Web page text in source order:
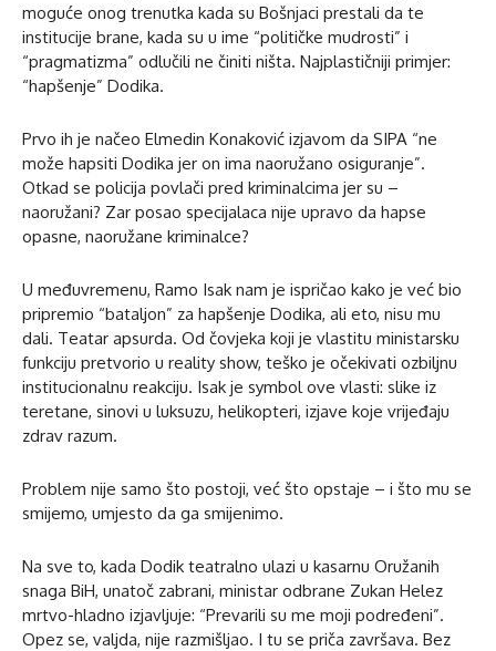
moguće onog trenutka kada su Bošnjaci prestali da te
institucije brane, kada su u ime “političke mudrosti” i
“pragmatizma” odlučili ne činiti ništa. Najplastičniji primjer:
“hapšenje” Dodika.
Prvo ih je načeo Elmedin Konaković izjavom da SIPA “ne
može hapsiti Dodika jer on ima naoružano osiguranje”.
Otkad se policija povlači pred kriminalcima jer su –
naoružani? Zar posao specijalaca nije upravo da hapse
opasne, naoružane kriminalce?
U međuvremenu, Ramo Isak nam je ispričao kako je već bio
pripremio “bataljon” za hapšenje Dodika, ali eto, nisu mu
dali. Teatar apsurda. Od čovjeka koji je vlastitu ministarsku
funkciju pretvorio u reality show, teško je očekivati ozbiljnu
institucionalnu reakciju. Isak je symbol ove vlasti: slike iz
teretane, sinovi u luksuzu, helikopteri, izjave koje vrijeđaju
zdrav razum.
Problem nije samo što postoji, već što opstaje – i što mu se
smijemo, umjesto da ga smijenimo.
Na sve to, kada Dodik teatralno ulazi u kasarnu Oružanih
snaga BiH, unatoč zabrani, ministar odbrane Zukan Helez
mrtvo-hladno izjavljuje: “Prevarili su me moji podređeni”.
Opez se, valjda, nije razmišljao. I tu se priča završava. Bez